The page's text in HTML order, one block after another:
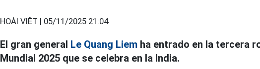
HOÀI VIỆT | 05/11/2025 21:04
El gran general Le Quang Liem ha entrado en la tercera
Mundial 2025 que se celebra en la India.